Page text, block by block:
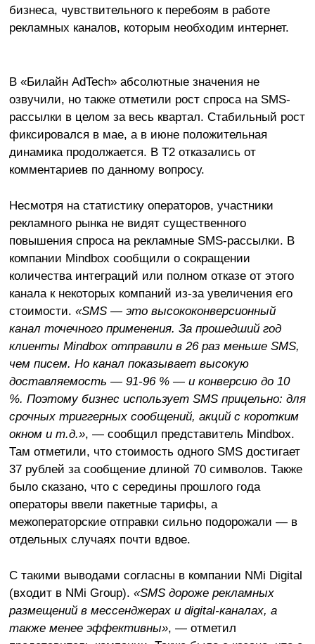
бизнеса, чувствительного к перебоям в работе
рекламных каналов, которым необходим интернет.
В «Билайн AdTech» абсолютные значения не
озвучили, но также отметили рост спроса на SMS-
рассылки в целом за весь квартал. Стабильный рост
фиксировался в мае, а в июне положительная
динамика продолжается. В T2 отказались от
комментариев по данному вопросу.
Несмотря на статистику операторов, участники
рекламного рынка не видят существенного
повышения спроса на рекламные SMS-рассылки. В
компании Mindbox сообщили о сокращении
количества интеграций или полном отказе от этого
канала к некоторых компаний из-за увеличения его
стоимости. «SMS — это высококонверсионный
канал точечного применения. За прошедший год
клиенты Mindbox отправили в 26 раз меньше SMS,
чем писем. Но канал показывает высокую
доставляемость — 91-96 % — и конверсию до 10
%. Поэтому бизнес использует SMS прицельно: для
срочных триггерных сообщений, акций с коротким
окном и т.д.», — сообщил представитель Mindbox.
Там отметили, что стоимость одного SMS достигает
37 рублей за сообщение длиной 70 символов. Также
было сказано, что с середины прошлого года
операторы ввели пакетные тарифы, а
межоператорские отправки сильно подорожали — в
отдельных случаях почти вдвое.
С такими выводами согласны в компании NMi Digital
(входит в NMi Group). «SMS дороже рекламных
размещений в мессенджерах и digital-каналах, а
также менее эффективны», — отметил